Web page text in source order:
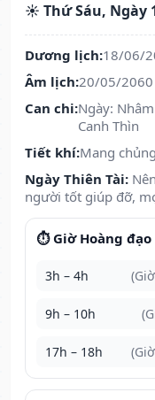
☀️ Thứ Sáu, Ngày
Dương lịch:18/06/
Âm lịch:20/05/2060
Can chi:Ngày:
Canh Thìn
Tiết khí:Mang chủng
Ngày Thiên Tài:
người tốt giúp đỡ,
⏱️ Giờ Hoàng đạo
3h – 4h
9h – 10h
17h – 18h